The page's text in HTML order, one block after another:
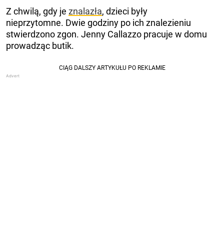
Z chwilą, gdy je znalazła, dzieci były
nieprzytomne. Dwie godziny po ich znalezieniu
stwierdzono zgon. Jenny Callazzo pracuje w domu
prowadząc butik.